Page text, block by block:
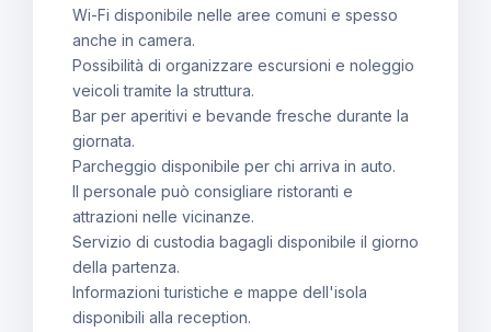
Wi-Fi disponibile nelle aree comuni e spesso
anche in camera.
Possibilità di organizzare escursioni e noleggio
veicoli tramite la struttura.
Bar per aperitivi e bevande fresche durante la
giornata.
Parcheggio disponibile per chi arriva in auto.
Il personale può consigliare ristoranti e
attrazioni nelle vicinanze.
Servizio di custodia bagagli disponibile il giorno
della partenza.
Informazioni turistiche e mappe dell'isola
disponibili alla reception.